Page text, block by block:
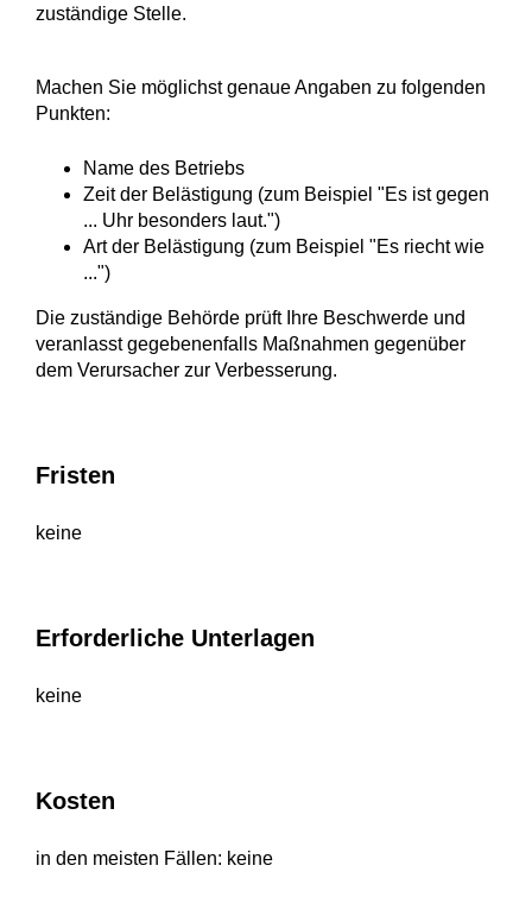
zuständige Stelle.
Machen Sie möglichst genaue Angaben zu folgenden
Punkten:
Name des Betriebs
Zeit der Belästigung (zum Beispiel "Es ist gegen
... Uhr besonders laut.")
Art der Belästigung (zum Beispiel "Es riecht wie
...")
Die zuständige Behörde prüft Ihre Beschwerde und
veranlasst gegebenenfalls Maßnahmen gegenüber
dem Verursacher zur Verbesserung.
Fristen
keine
Erforderliche Unterlagen
keine
Kosten
in den meisten Fällen: keine